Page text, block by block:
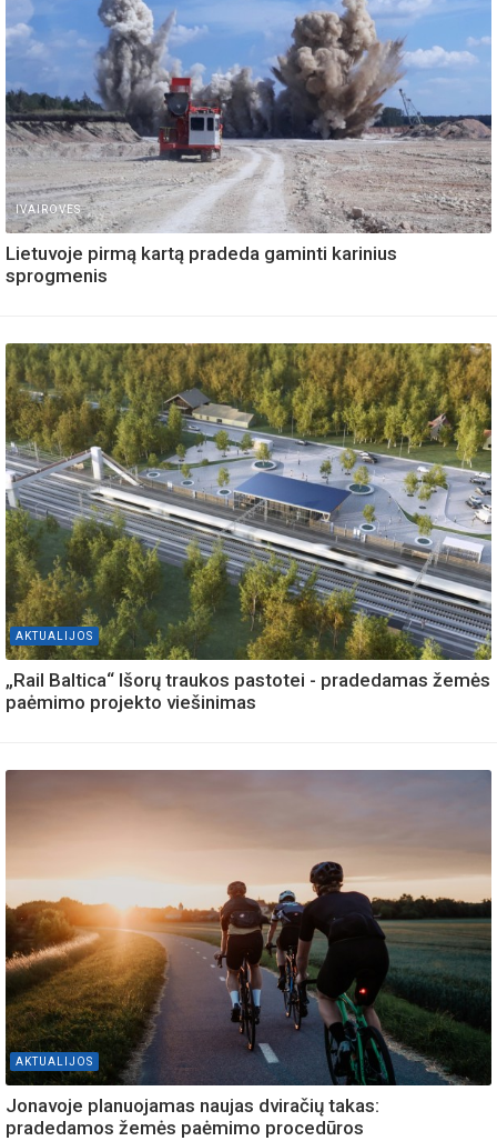
IVAIROVES
Lietuvoje pirmą kartą pradeda gaminti karinius
sprogmenis
AKTUALIJOS
„Rail Baltica“ Išorų traukos pastotei - pradedamas žemės
paėmimo projekto viešinimas
AKTUALIJOS
Jonavoje planuojamas naujas dviračių takas:
pradedamos žemės paėmimo procedūros